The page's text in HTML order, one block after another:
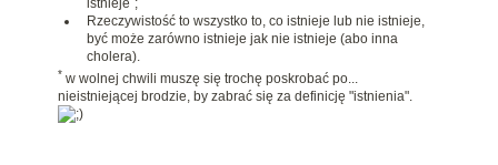
istnieje ;
Rzeczywistość to wszystko to, co istnieje lub nie istnieje,
być może zarówno istnieje jak nie istnieje (abo inna
cholera).
* w wolnej chwili muszę się trochę poskrobać po...
nieistniejącej brodzie, by zabrać się za definicję "istnienia".